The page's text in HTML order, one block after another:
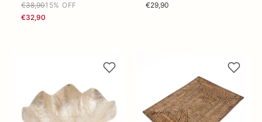
€38,9015% OFF
€32,90
€29,90